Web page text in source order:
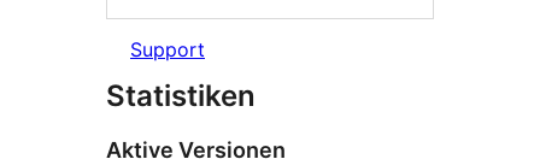
Support
Statistiken
Aktive Versionen